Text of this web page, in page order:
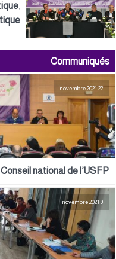
Communiqués
22 novembre 2021
national de l’USFP